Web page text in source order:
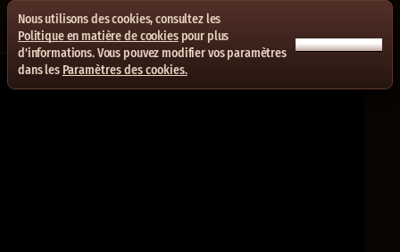
Nous utilisons des cookies, consultez les
Politique en matière de cookiespour plus
d'informations. Vous pouvez modifier vos paramètres
dans les Paramètres des cookies.
ACCEPTER TOUT